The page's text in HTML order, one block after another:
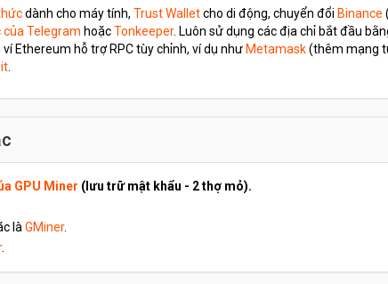
dành cho máy tính, Trust Walletcho di động, chuyển đổi Binance
Telegram hoặcTonkeeper. Luôn sử dụng các địa chỉ bắt đầu
Ethereum hỗ trợ RPC tùy chỉnh, ví dụ như Metamask(thêm mạng
GPU Miner (lưu trữ mật khẩu - 2 thợ mỏ).
là GMiner.
.